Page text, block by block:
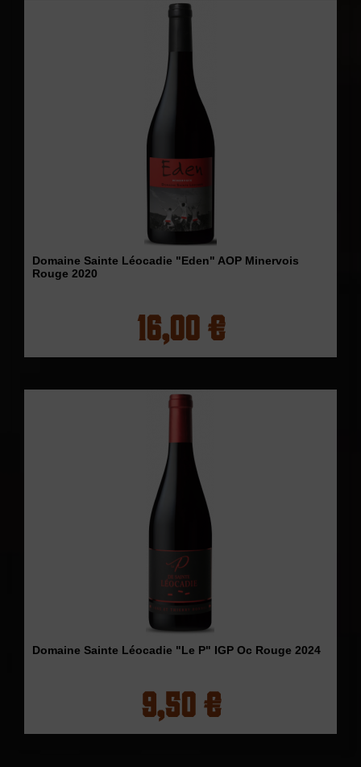
Domaine Sainte Léocadie "Eden" AOP Minervois
Rouge 2020
16,00 €
Domaine Sainte Léocadie "Le P" IGP Oc Rouge 2024
9,50 €